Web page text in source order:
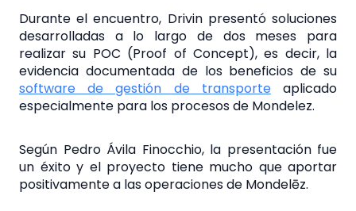
Durante el encuentro, Drivin presentó soluciones
desarrolladas a lo largo de dos meses para
realizar su POC (Proof of Concept), es decir, la
evidencia documentada de los beneficios de su
software de gestión de transporteaplicado
especialmente para los procesos de Mondelez.
Según Pedro Ávila Finocchio, la presentación fue
un éxito y el proyecto tiene mucho que aportar
positivamente a las operaciones de Mondelēz.